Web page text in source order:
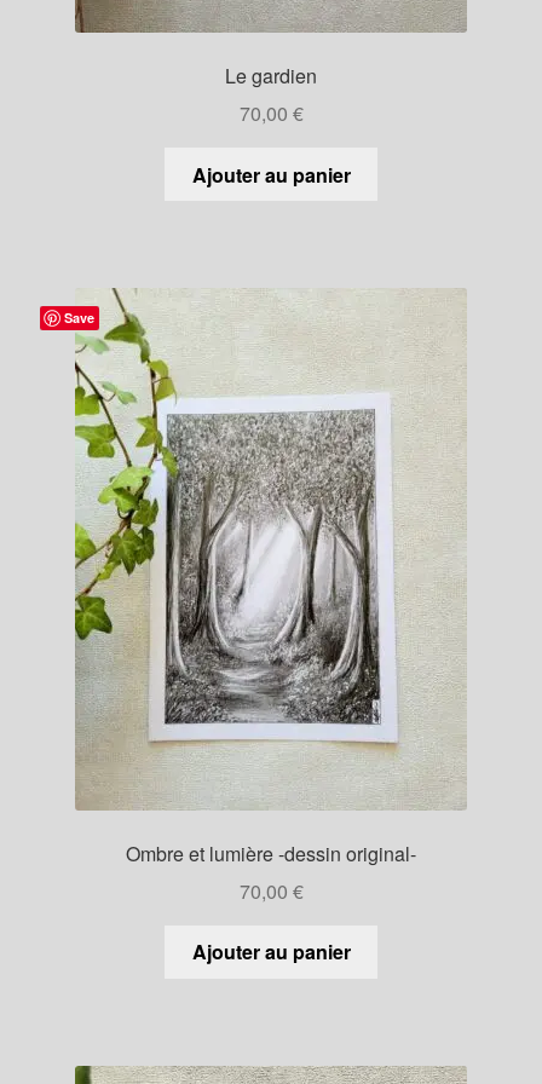
Le gardien
70,00 €
Ajouter au panier
Save
Ombre et lumière -dessin original-
70,00 €
Ajouter au panier